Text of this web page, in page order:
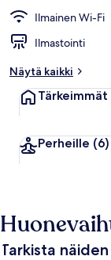
Ilmainen Wi-Fi
Ilmastointi
Näytä kaikki
Perheille (6)
Tarkista